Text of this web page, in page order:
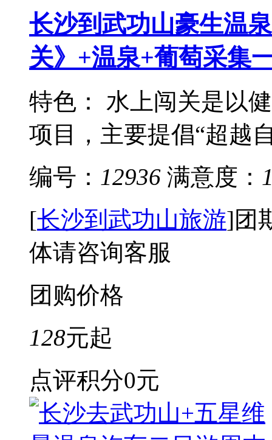
长沙到武功山豪生温
关》+温泉+葡萄采集
特色： 水上闯关是以
项目，主要提倡“超越
编号： 12936 满意度：
[长沙到武功山旅游]团
体请咨询客服
团购价格
128元起
点评积分0元